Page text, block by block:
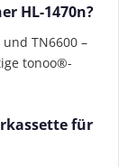
HL-1470n?
TN6600 –
tonoo®-
für